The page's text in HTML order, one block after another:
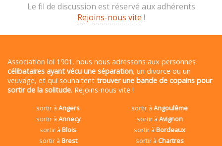
Le fil de discussion est réservé aux adhérents
Rejoins-nous vite !
Association loi 1901, nous nous adressons aux personnes
célibataires ayant vécu une séparation, un divorce ou un
veuvage, et qui souhaitent trouver une bande de copains pour
sortir de la solitude. Rejoins-nous vite !
sortir àAngers sortir àAngoulême
sortir à Annecy sortir à Avignon
sortir àBlois sortir àBordeaux
sortir à Brest sortir à Chartres